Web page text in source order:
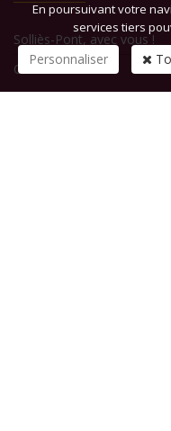
Solliès-Pont, avec vous !
Contact
En poursuivant votre
services tiers
Personnaliser